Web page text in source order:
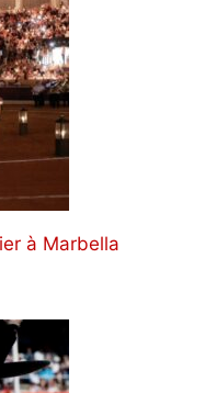
à Marbella